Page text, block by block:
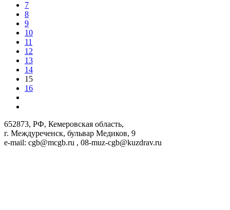
7
8
9
10
11
12
13
14
15
16
652873, РФ, Кемеровская область,
г. Междуреченск, бульвар Медиков, 9
e-mail: cgb@mcgb.ru , 08-muz-cgb@kuzdrav.ru